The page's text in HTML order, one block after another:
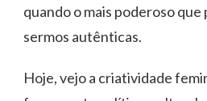
quando o mais poderoso que
sermos autênticas.
Hoje, vejo a criatividade